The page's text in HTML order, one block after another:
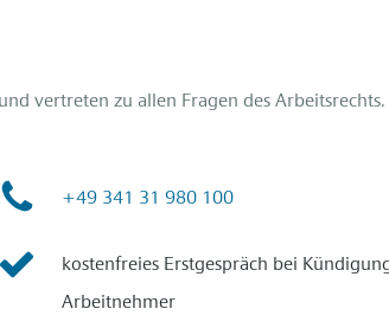
vertreten zu allen Fragen des Arbeitsrechts.
+49 341 31 980 100
kostenfreies Erstgespräch bei
Arbeitnehmer